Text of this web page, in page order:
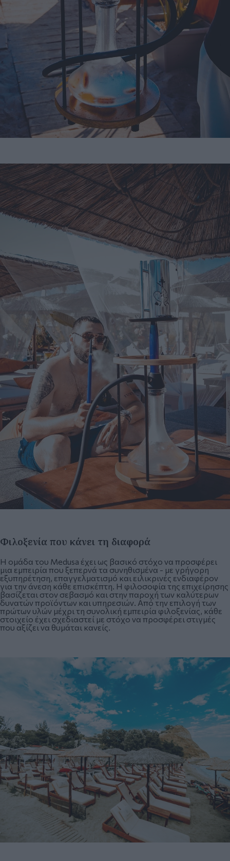
Φιλοξενία που κάνει τη διαφορά
Η ομάδα του Medusa έχει ως βασικό στόχο να προσφέρει
μια εμπειρία που ξεπερνά τα συνηθισμένα - με γρήγορη
εξυπηρέτηση, επαγγελματισμό και ειλικρινές ενδιαφέρον
για την άνεση κάθε επισκέπτη. Η φιλοσοφία της επιχείρησης
βασίζεται στον σεβασμό και στην παροχή των καλύτερων
δυνατών προϊόντων και υπηρεσιών. Από την επιλογή των
πρώτων υλών μέχρι τη συνολική εμπειρία φιλοξενίας, κάθε
στοιχείο έχει σχεδιαστεί με στόχο να προσφέρει στιγμές
που αξίζει να θυμάται κανείς.